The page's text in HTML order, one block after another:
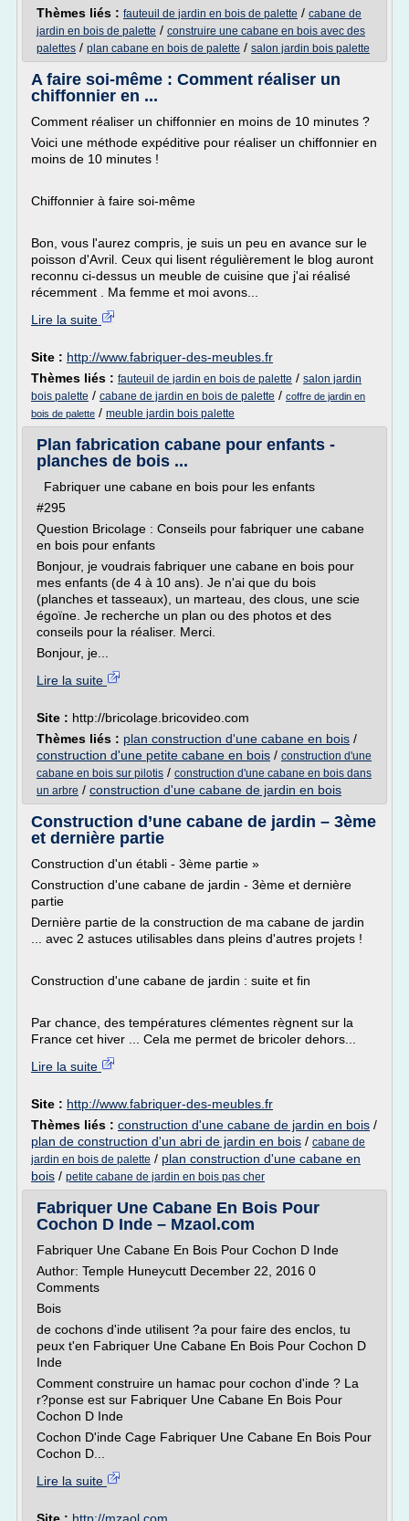
Thèmes liés : fauteuil de jardin en bois de palette / cabane de
jardin en bois de palette / construire une cabane en bois avec des
palettes / plan cabane en bois de palette / salon jardin bois palette
A faire soi-même : Comment réaliser un
chiffonnier en ...
Comment réaliser un chiffonnier en moins de 10 minutes ?
Voici une méthode expéditive pour réaliser un chiffonnier en
moins de 10 minutes !
Chiffonnier à faire soi-même
Bon, vous l'aurez compris, je suis un peu en avance sur le
poisson d'Avril. Ceux qui lisent régulièrement le blog auront
reconnu ci-dessus un meuble de cuisine que j'ai réalisé
récemment . Ma femme et moi avons...
Lire la suite
Site : http://www.fabriquer-des-meubles.fr
Thèmes liés : fauteuil de jardin en bois de palette / salon jardin
bois palette / cabane de jardin en bois de palette / coffre de jardin en
bois de palette / meuble jardin bois palette
Plan fabrication cabane pour enfants -
planches de bois ...
Fabriquer une cabane en bois pour les enfants
#295
Question Bricolage : Conseils pour fabriquer une cabane
en bois pour enfants
Bonjour, je voudrais fabriquer une cabane en bois pour
mes enfants (de 4 à 10 ans). Je n'ai que du bois
(planches et tasseaux), un marteau, des clous, une scie
égoïne. Je recherche un plan ou des photos et des
conseils pour la réaliser. Merci.
Bonjour, je...
Lire la suite
Site : http://bricolage.bricovideo.com
Thèmes liés : plan construction d'une cabane en bois /
construction d'une petite cabane en bois / construction d'une
cabane en bois sur pilotis / construction d'une cabane en bois dans
un arbre / construction d'une cabane de jardin en bois
Construction d’une cabane de jardin – 3ème
et dernière partie
Construction d'un établi - 3ème partie »
Construction d'une cabane de jardin - 3ème et dernière
partie
Dernière partie de la construction de ma cabane de jardin
... avec 2 astuces utilisables dans pleins d'autres projets !
Construction d'une cabane de jardin : suite et fin
Par chance, des températures clémentes règnent sur la
France cet hiver ... Cela me permet de bricoler dehors...
Lire la suite
Site : http://www.fabriquer-des-meubles.fr
Thèmes liés : construction d'une cabane de jardin en bois /
plan de construction d'un abri de jardin en bois / cabane de
jardin en bois de palette / plan construction d'une cabane en
bois / petite cabane de jardin en bois pas cher
Fabriquer Une Cabane En Bois Pour
Cochon D Inde – Mzaol.com
Fabriquer Une Cabane En Bois Pour Cochon D Inde
Author: Temple Huneycutt December 22, 2016 0
Comments
Bois
de cochons d'inde utilisent ?a pour faire des enclos, tu
peux t'en Fabriquer Une Cabane En Bois Pour Cochon D
Inde
Comment construire un hamac pour cochon d'inde ? La
r?ponse est sur Fabriquer Une Cabane En Bois Pour
Cochon D Inde
Cochon D'inde Cage Fabriquer Une Cabane En Bois Pour
Cochon D...
Lire la suite